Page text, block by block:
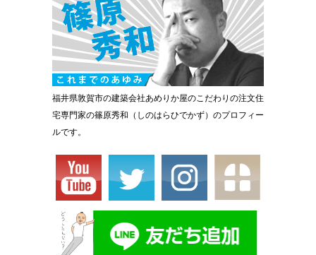
福井県敦賀市の建築会社あめりか屋のこだわりの注文住
宅専門家の篠原秀和（しのはらひでかず）のプロフィー
ルです。